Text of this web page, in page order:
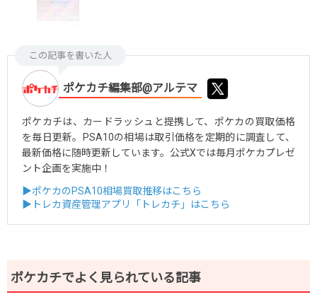
この記事を書いた人
ポケカチ編集部@アルテマ
ポケカチは、カードラッシュと提携して、ポケカの買取価格
を毎日更新。PSA10の相場は取引価格を定期的に調査して、
最新価格に随時更新しています。公式Xでは毎月ポケカプレゼ
ント企画を実施中！
▶ポケカのPSA10相場買取推移はこちら
▶トレカ資産管理アプリ「トレカチ」はこちら
ポケカチでよく見られている記事